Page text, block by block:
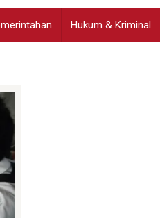
Hukum & Kriminal